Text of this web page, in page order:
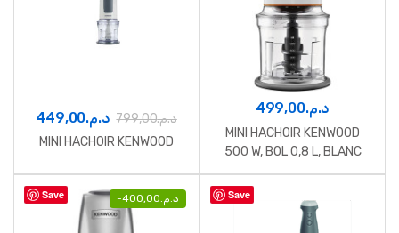
د.م.449,00 د.م.799,00
MINI HACHOIR KENWOOD
د.م.499,00
MINI HACHOIR KENWOOD
500 W, BOL 0,8 L, BLANC
Save - د.م. 400,00 Save